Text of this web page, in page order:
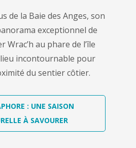
de la Baie des Anges, son
exceptionnel de
Wrac’h au phare de l’île
lieu incontournable pour
du sentier côtier.
: UNE SAISON
À SAVOURER